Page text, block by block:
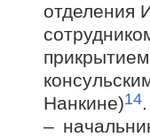
отделения
Нанкине)14
–